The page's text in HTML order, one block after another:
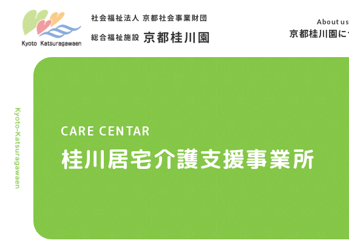
About us
京都桂川園に
CARE CENTAR
桂川居宅介護支援事業所